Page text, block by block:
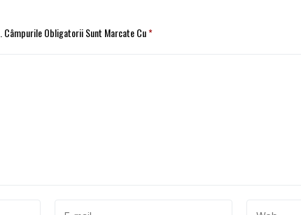
Câmpurile Obligatorii Sunt Marcate Cu*